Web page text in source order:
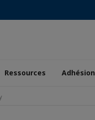
Ressources Adhésion